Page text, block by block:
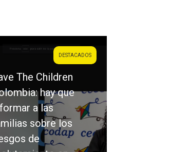
Saraiba: la víctima y
el victimario no son
los únicos
protagonistas en el